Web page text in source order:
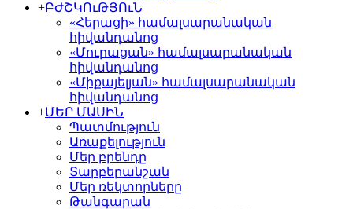
+ԲԺՇԿՈւԹՅՈւՆ
«Հերացի» համալսարանական
հիվանդանոց
«Մուրացան» համալսարանական
հիվանդանոց
«Միքայելյան» համալսարանական
հիվանդանոց
+ՄԵՐ ՄԱՍԻՆ
Պատմություն
Առաքելություն
Մեր բրենդը
Տարբերանշան
Մեր ռեկտորները
Թանգարան